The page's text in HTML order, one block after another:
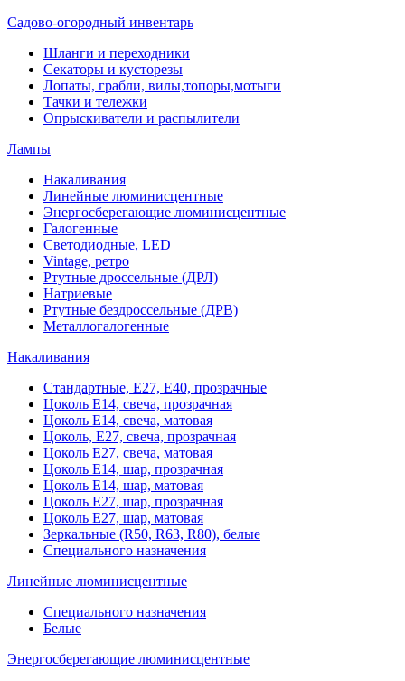
Садово-огородный инвентарь
Шланги и переходники
Секаторы и кусторезы
Лопаты, грабли, вилы,топоры,мотыги
Тачки и тележки
Опрыскиватели и распылители
Лампы
Накаливания
Линейные люминисцентные
Энергосберегающие люминисцентные
Галогенные
Светодиодные, LED
Vintage, ретро
Ртутные дроссельные (ДРЛ)
Натриевые
Ртутные бездроссельные (ДРВ)
Металлогалогенные
Накаливания
Стандартные, Е27, Е40, прозрачные
Цоколь Е14, свеча, прозрачная
Цоколь Е14, свеча, матовая
Цоколь, Е27, свеча, прозрачная
Цоколь Е27, свеча, матовая
Цоколь Е14, шар, прозрачная
Цоколь Е14, шар, матовая
Цоколь Е27, шар, прозрачная
Цоколь Е27, шар, матовая
Зеркальные (R50, R63, R80), белые
Специального назначения
Линейные люминисцентные
Специального назначения
Белые
Энергосберегающие люминисцентные